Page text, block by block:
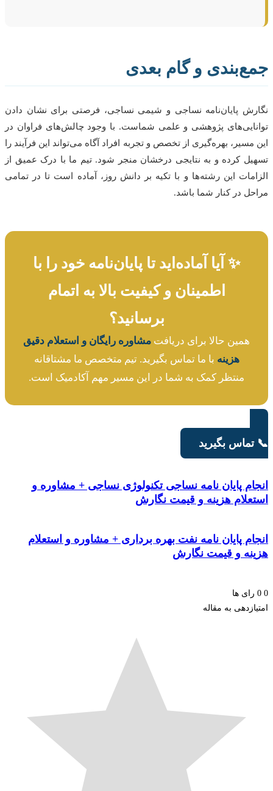
و گام بعدی
پایان‌نامه نساجی و شیمی نساجی، فرصتی برای نشان دادن
پژوهشی و علمی شماست. با وجود چالش‌های فراوان در
بهره‌گیری از تخصص و تجربه افراد آگاه می‌تواند این فرآیند را
کرده و به نتایجی درخشان منجر شود. تیم ما با درک عمیق از
این رشته‌ها و با تکیه بر دانش روز، آماده است تا در تمامی
در کنار شما باشد.
✨ آیا آماده‌اید تا پایان‌نامه خود را با
اطمینان و کیفیت بالا به اتمام
برسانید؟
همین حالا برای دریافتمشاوره رایگان و استعلام دقیق
هزینهبا ما تماس بگیرید. تیم متخصص ما مشتاقانه
منتظر کمک به شما در این مسیر مهم آکادمیک است.
بگیرید
پایان نامه نساجی تکنولوژی نساجی + مشاوره و
هزینه و قیمت نگارش
پایان نامه نفت بهره برداری + مشاوره و استعلام
و قیمت نگارش
ها
به مقاله